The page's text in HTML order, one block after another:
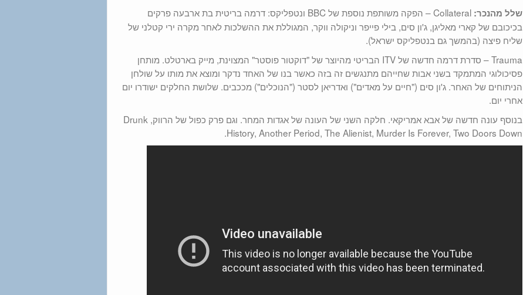
שלל מהנכר:
Collateral – הפקה משותפת נוספת של BBC ונטפליקס: דרמה בריטית בת ארבעה פרקים
בכיכובם של קארי מאליגן, ג'ון סים, בילי פייפר וניקולה ווקר, המגוללת את ההשלכות לאחר מקרה ירי קטלני של
שליח פיצה (בהמשך גם בנטפליקס ישראל).
Trauma – סדרת דרמה חדשה של ITV הבריטי מהיוצר של "דוקטור פוסטר" המצוינת, מייק בארטלט. מותחן
פסיכולוגי המתמקד בשני אבות שחייהם מתנגשים זה בזה כאשר בנו של האחד נדקר ומוצא את מותו על שולחן
הניתוחים של האחר. ג'ון סים ("חיים על מאדים") ואדריאן לסטר ("הנוכלים") מככבים. שלושת החלקים ישודרו יום
אחרי יום.
בנוסף עונה חדשה של אבא אמריקאי. חלקה השני של העונה של אגדות המחר. וגם פרק כפול של הרווק, Drunk
History, Another Period, The Alienist, Murder Is Forever, Two Doors Down.